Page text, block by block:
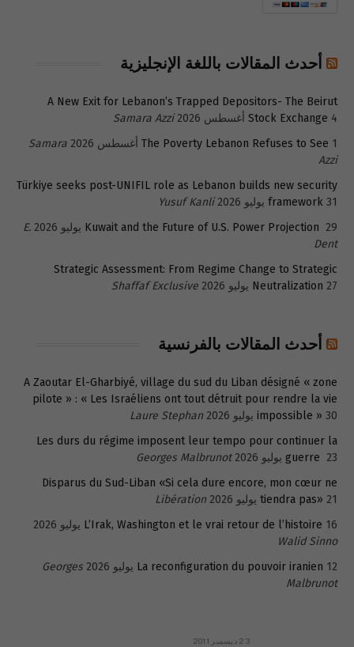
أحدث المقالات باللغة الإنجليزية
A New Exit for Lebanon’s Trapped Depositors- The Beirut
Stock Exchange 4 أغسطس 2026
Samara Azzi
The Poverty Lebanon Refuses to See 1 أغسطس 2026
Samara
Azzi
Türkiye seeks post-UNIFIL role as Lebanon builds new security
framework 31 يوليو 2026
Yusuf Kanli
Kuwait and the Future of U.S. Power Projection 29 يوليو 2026
E.
Dent
Strategic Assessment: From Regime Change to Strategic
Neutralization 27 يوليو 2026 Shaffaf Exclusive
أحدث المقالات بالفرنسية
A Zaoutar El-Gharbiyé, village du sud du Liban désigné « zone
pilote » : « Les Israéliens ont tout détruit pour rendre la vie
impossible » 30 يوليو 2026
Laure Stephan
Les durs du régime imposent leur tempo pour continuer la
guerre 23 يوليو 2026
Georges Malbrunot
Disparus du Sud-Liban «Si cela dure encore, mon cœur ne
tiendra pas» 21 يوليو 2026
Libération
L’Irak, Washington et le vrai retour de l’histoire 16 يوليو 2026
Walid Sinno
La reconfiguration du pouvoir iranien 12 يوليو 2026
Georges
Malbrunot
23 ديسمبر 2011